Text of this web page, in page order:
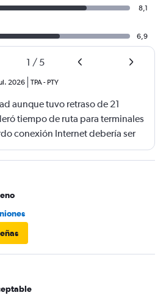
8,1
6,9
1 / 5
2026 TPA- PTY
aunque tuvo retraso de 21
tiempo de ruta para terminales
conexión Internet debería ser